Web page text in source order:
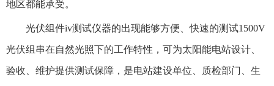
地区都能承受。
光伏组件iv测试仪器的出现能够方便、快速的测试1500V
光伏组串在自然光照下的工作特性，可为太阳能电站设计、
验收、维护提供测试保障，是电站建设单位、质检部门、生